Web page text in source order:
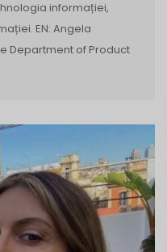
informației,
EN: Angela
Department of Product